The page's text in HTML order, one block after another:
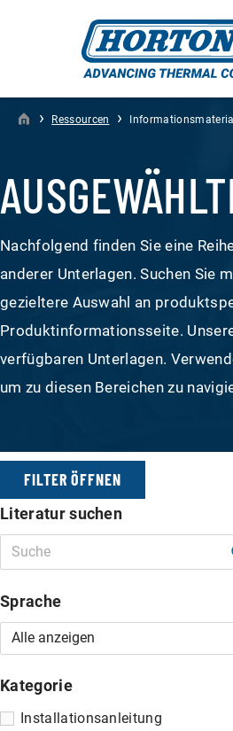
› Ressourcen ›
Nachfolgend finden Sie eine
anderer Unterlagen. Suchen Sie
gezieltere Auswahl an
Produktinformationsseite.
verfügbaren Unterlagen.
um zu diesen Bereichen zu
FILTER ÖFFNEN
FILTER
Literatur suchen
Sprache
Kategorie
Installationsanleitung